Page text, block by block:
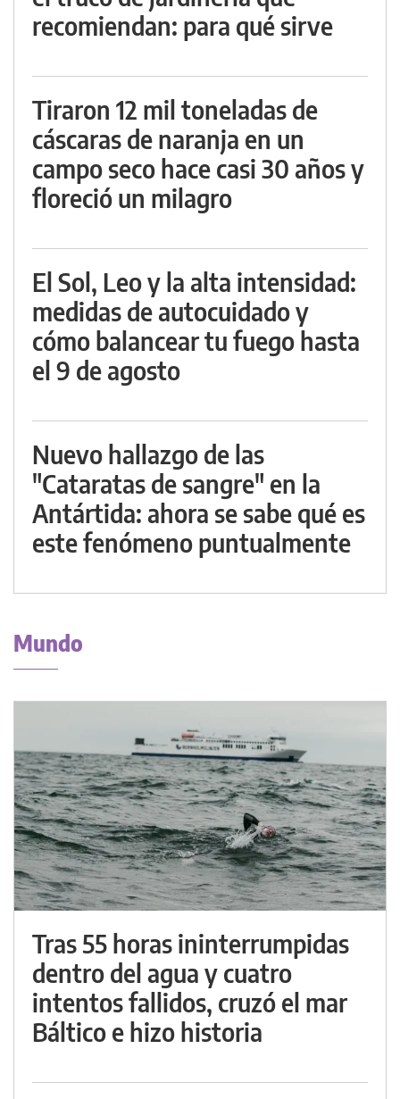
recomiendan: para qué sirve
Tiraron 12 mil toneladas de
cáscaras de naranja en un
campo seco hace casi 30 años y
floreció un milagro
El Sol, Leo y la alta intensidad:
medidas de autocuidado y
cómo balancear tu fuego hasta
el 9 de agosto
Nuevo hallazgo de las
"Cataratas de sangre" en la
Antártida: ahora se sabe qué es
este fenómeno puntualmente
Mundo
Tras 55 horas ininterrumpidas
dentro del agua y cuatro
intentos fallidos, cruzó el mar
Báltico e hizo historia